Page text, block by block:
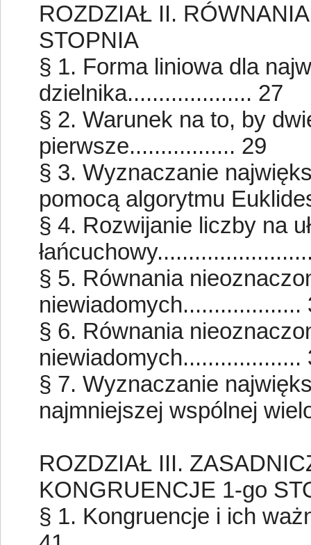
ROZDZIAŁ II.
STOPNIA
§ 1. Forma liniowa dla
dzielnika.................... 27
§ 2. Warunek na to, by
pierwsze................. 29
§ 3. Wyznaczanie
pomocą algorytmu
§ 4. Rozwijanie liczby na
§ 5. Równania
niewiadomych...................
§ 6. Równania
niewiadomych...................
§ 7. Wyznaczanie
najmniejszej wspólnej
ROZDZIAŁ III.
KONGRUENCJE 1-go
§ 1. Kongruencje i ich